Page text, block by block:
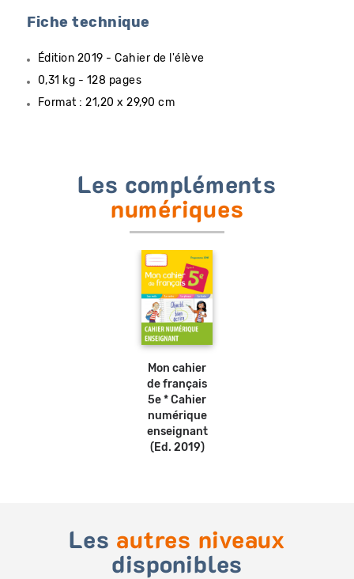
Fiche technique
Édition 2019 - Cahier de l'élève
0,31 kg - 128 pages
Format : 21,20 x 29,90 cm
Les compléments
numériques
Mon cahier
de français
5e * Cahier
numérique
enseignant
(Ed. 2019)
Les autres niveaux
disponibles